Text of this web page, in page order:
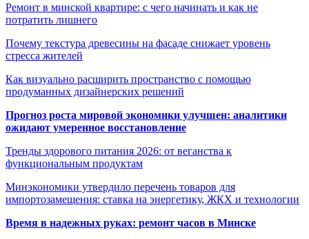
Ремонт в минской квартире: с чего начинать и как не
потратить лишнего
Почему текстура древесины на фасаде снижает уровень
стресса жителей
Как визуально расширить пространство с помощью
продуманных дизайнерских решений
Прогноз роста мировой экономики улучшен: аналитики
ожидают умеренное восстановление
Тренды здорового питания 2026: от веганства к
функциональным продуктам
Минэкономики утвердило перечень товаров для
импортозамещения: ставка на энергетику, ЖКХ и технологии
Время в надежных руках: ремонт часов в Минске